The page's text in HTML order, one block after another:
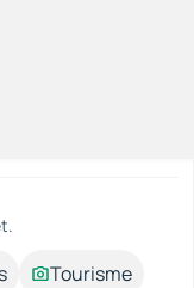
Tourisme